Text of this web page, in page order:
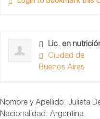
Lic. en
Ciudad de
Buenos Aires
Nombre y Apellido: Julieta
Nacionalidad: Argentina.